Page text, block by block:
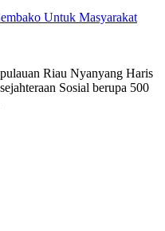
Untuk Masyarakat
Riau Nyanyang Haris
Sosial berupa 500